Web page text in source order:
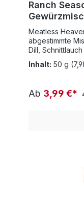
Ranch
Meatless
abgestimmte
Dill,
sorgt für einen
natürlich vegan,
nai­se und 75ml
Inhalt: 50 g
Ab 3,99 €*